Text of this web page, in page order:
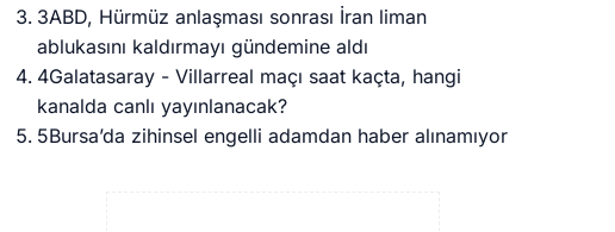
3ABD, Hürmüz anlaşması sonrası İran liman
ablukasını kaldırmayı gündemine aldı
4Galatasaray - Villarreal maçı saat kaçta, hangi
kanalda canlı yayınlanacak?
5Bursa’da zihinsel engelli adamdan haber alınamıyor